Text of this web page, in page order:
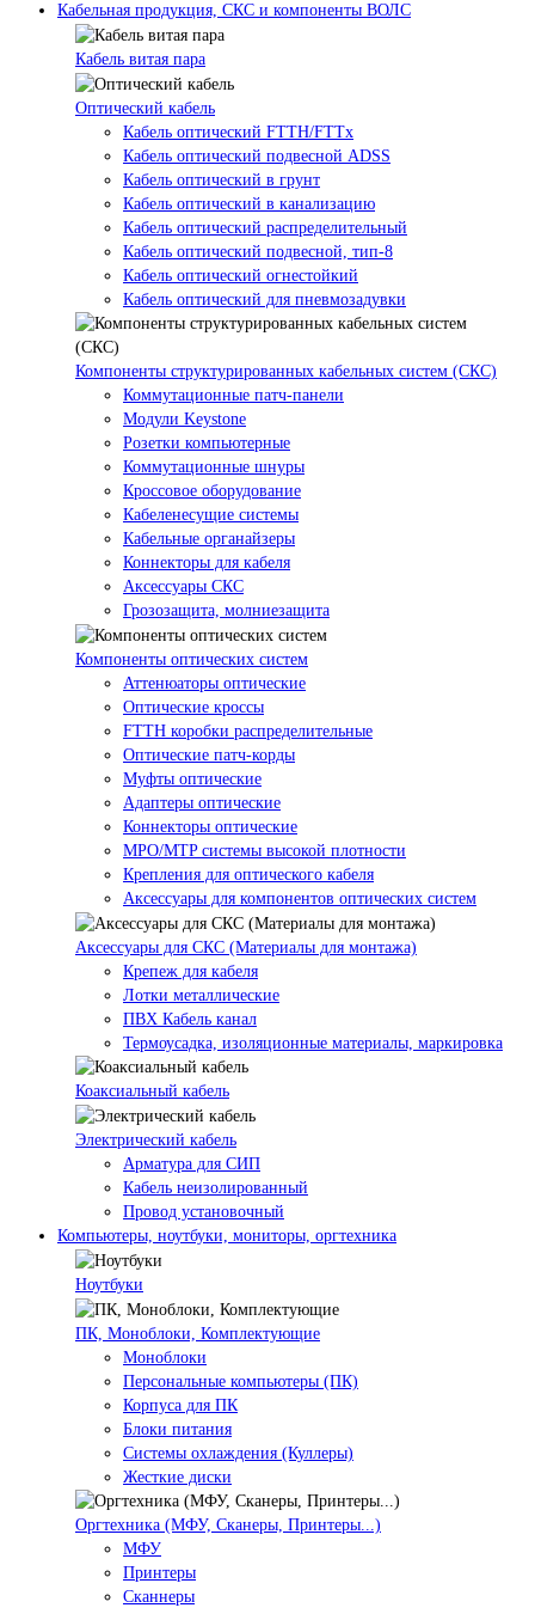
Кабельная продукция, СКС и компоненты ВОЛС
Кабель витая пара
Оптический кабель
Кабель оптический FTTH/FTTx
Кабель оптический подвесной ADSS
Кабель оптический в грунт
Кабель оптический в канализацию
Кабель оптический распределительный
Кабель оптический подвесной, тип-8
Кабель оптический огнестойкий
Кабель оптический для пневмозадувки
Компоненты структурированных кабельных систем (СКС)
Коммутационные патч-панели
Модули Keystone
Розетки компьютерные
Коммутационные шнуры
Кроссовое оборудование
Кабеленесущие системы
Кабельные органайзеры
Коннекторы для кабеля
Аксессуары СКС
Грозозащита, молниезащита
Компоненты оптических систем
Аттенюаторы оптические
Оптические кроссы
FTTH коробки распределительные
Оптические патч-корды
Муфты оптические
Адаптеры оптические
Коннекторы оптические
MPO/MTP системы высокой плотности
Крепления для оптического кабеля
Аксессуары для компонентов оптических систем
Аксессуары для СКС (Материалы для монтажа)
Крепеж для кабеля
Лотки металлические
ПВХ Кабель канал
Термоусадка, изоляционные материалы, маркировка
Коаксиальный кабель
Электрический кабель
Арматура для СИП
Кабель неизолированный
Провод установочный
Компьютеры, ноутбуки, мониторы, оргтехника
Ноутбуки
ПК, Моноблоки, Комплектующие
Моноблоки
Персональные компьютеры (ПК)
Корпуса для ПК
Блоки питания
Системы охлаждения (Куллеры)
Жесткие диски
Оргтехника (МФУ, Сканеры, Принтеры...)
МФУ
Принтеры
Сканнеры